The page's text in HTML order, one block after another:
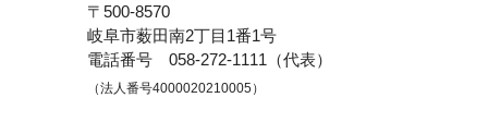
〒500-8570
岐阜市薮田南2丁目1番1号
電話番号 058-272-1111（代表）
（法人番号4000020210005）